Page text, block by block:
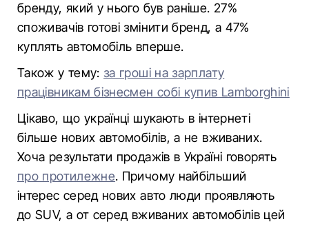
бренду, який у нього був раніше. 27%
споживачів готові змінити бренд, а 47%
куплять автомобіль вперше.
Також у тему: за гроші на зарплату
працівникам бізнесмен собі купив Lamborghini
Цікаво, що українці шукають в інтернеті
більше нових автомобілів, а не вживаних.
Хоча результати продажів в Україні говорять
про протилежне. Причому найбільший
інтерес серед нових авто люди проявляють
до SUV, а от серед вживаних автомобілів цей